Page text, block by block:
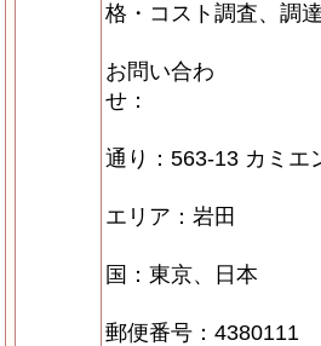
格・コスト調査、調
お問い合わ
通り：563-13 カミエ
エリア：岩田
国：東京、日本
郵便番号：4380111